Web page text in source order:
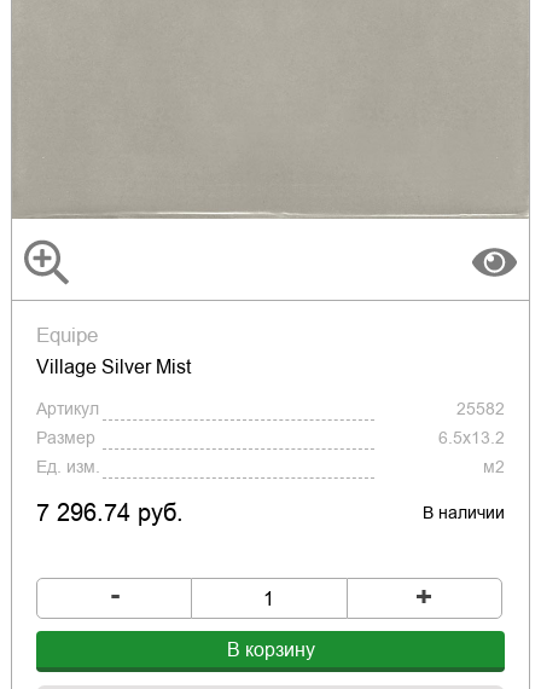
Equipe
Village Silver Mist
Артикул
25582
Размер
6.5x13.2
Ед. изм.
м2
7 296.74 руб. В наличии
- +
В корзину